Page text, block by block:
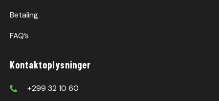
Betaling
FAQ’s
Kontaktoplysninger
+299 32 10 60